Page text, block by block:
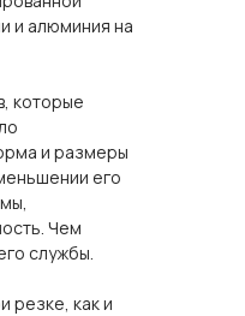
и алюминия на
которые
и размеры
его
Чем
службы.
резке, как и